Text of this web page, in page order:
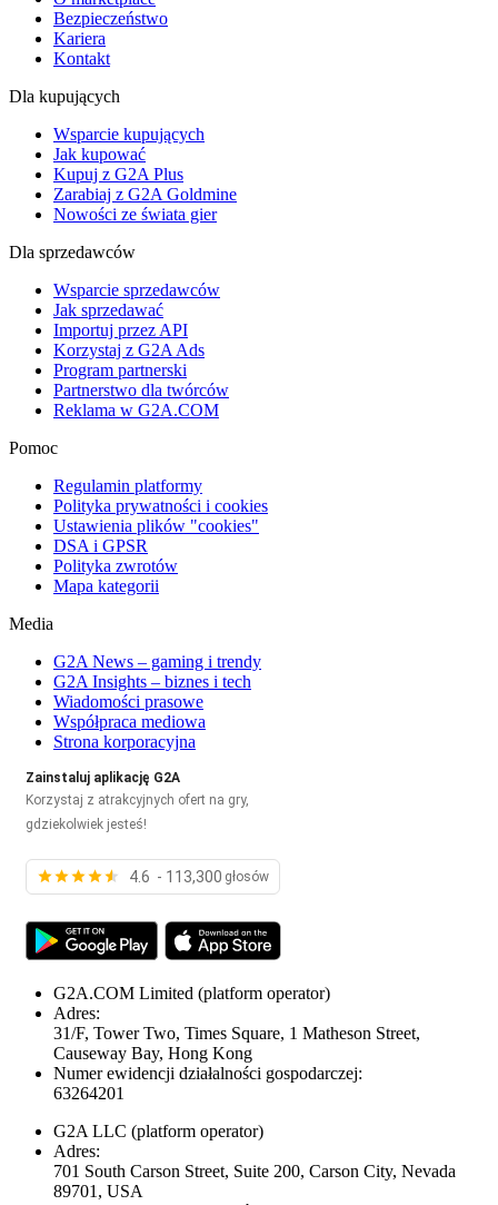
Bezpieczeństwo
Kariera
Kontakt
Dla kupujących
Wsparcie kupujących
Jak kupować
Kupuj z G2A Plus
Zarabiaj z G2A Goldmine
Nowości ze świata gier
Dla sprzedawców
Wsparcie sprzedawców
Jak sprzedawać
Importuj przez API
Korzystaj z G2A Ads
Program partnerski
Partnerstwo dla twórców
Reklama w G2A.COM
Pomoc
Regulamin platformy
Polityka prywatności i cookies
Ustawienia plików "cookies"
DSA i GPSR
Polityka zwrotów
Mapa kategorii
Media
G2A News – gaming i trendy
G2A Insights – biznes i tech
Wiadomości prasowe
Współpraca mediowa
Strona korporacyjna
Zainstaluj aplikację G2A
Korzystaj z atrakcyjnych ofert na gry,
gdziekolwiek jesteś!
4.6 - 113,300 głosów
G2A.COM Limited (platform operator)
Adres:
31/F, Tower Two, Times Square, 1 Matheson Street,
Causeway Bay, Hong Kong
Numer ewidencji działalności gospodarczej:
63264201
G2A LLC (platform operator)
Adres:
701 South Carson Street, Suite 200, Carson City, Nevada
89701, USA